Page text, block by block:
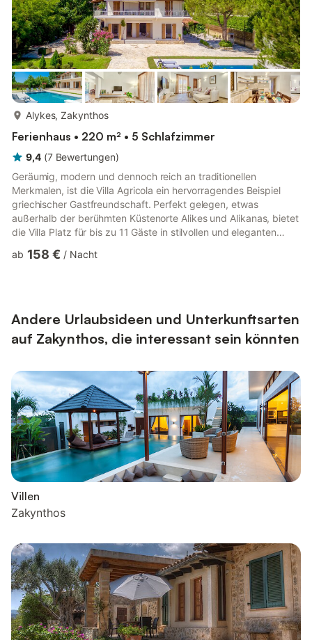
Alykes, Zakynthos
Ferienhaus • 220 m² • 5 Schlafzimmer
9,4 (7 Bewertungen)
Geräumig, modern und dennoch reich an traditionellen
Merkmalen, ist die Villa Agricola ein hervorragendes Beispiel
griechischer Gastfreundschaft. Perfekt gelegen, etwas
außerhalb der berühmten Küstenorte Alikes und Alikanas, bietet
die Villa Platz für bis zu 11 Gäste in stilvollen und eleganten
Gärten mit einem neu hinzugefügten privaten Swimmingpool
J...
ab 158 € / Nacht
Andere Urlaubsideen und Unterkunftsarten
auf Zakynthos, die interessant sein könnten
Villen
Zakynthos